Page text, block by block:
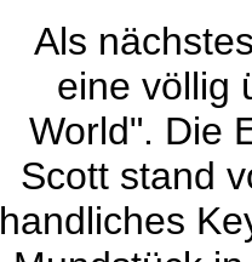
Als
eine völlig
World". Die
Scott stand
handliches